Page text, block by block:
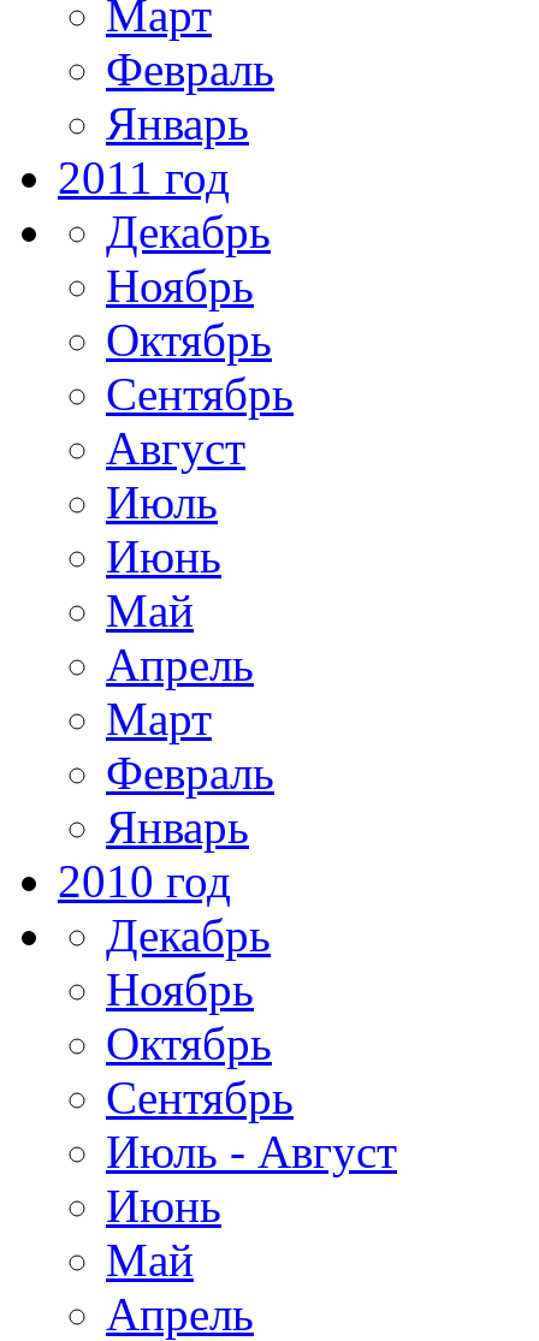
Март
Февраль
Январь
2011 год
Декабрь
Ноябрь
Октябрь
Сентябрь
Август
Июль
Июнь
Май
Апрель
Март
Февраль
Январь
2010 год
Декабрь
Ноябрь
Октябрь
Сентябрь
Июль - Август
Июнь
Май
Апрель